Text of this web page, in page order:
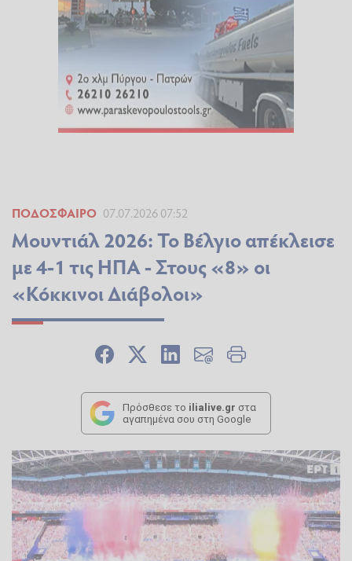
ΠΟΔΌΣΦΑΙΡΟ 07.07.2026 07:52
Μουντιάλ 2026: Το Βέλγιο απέκλεισε
με 4-1 τις ΗΠΑ - Στους «8» οι
«Κόκκινοι Διάβολοι»
Πρόσθεσε το ilialive.gr στα
αγαπημένα σου στη Google